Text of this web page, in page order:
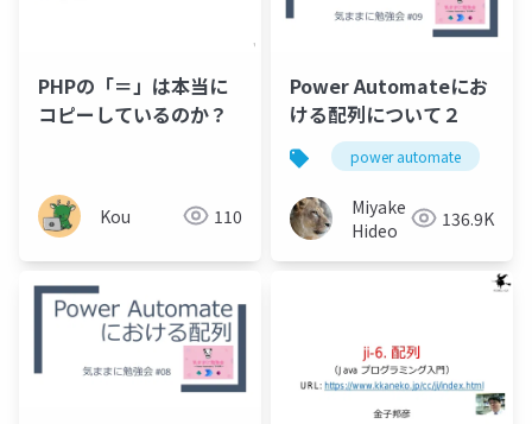
PHPの「＝」は本当に
コピーしているのか？
Kou 110
Power Automateにお
ける配列について２
power automate
Miyake
Hideo
136.9K